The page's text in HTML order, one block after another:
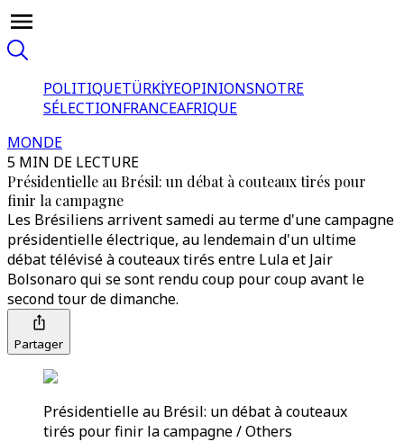
POLITIQUETÜRKİYEOPINIONSNOTRE
SÉLECTIONFRANCEAFRIQUE
MONDE
5 MIN DE LECTURE
Présidentielle au Brésil: un débat à couteaux tirés pour
finir la campagne
Les Brésiliens arrivent samedi au terme d'une campagne
présidentielle électrique, au lendemain d'un ultime
débat télévisé à couteaux tirés entre Lula et Jair
Bolsonaro qui se sont rendu coup pour coup avant le
second tour de dimanche.
Partager
Présidentielle au Brésil: un débat à couteaux
tirés pour finir la campagne / Others